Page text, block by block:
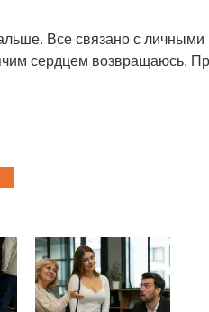
Все связано с
сердцем возвращаюсь.